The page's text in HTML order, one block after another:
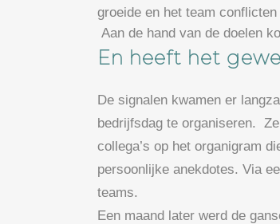
groeide en het team
Aan de hand van de doelen
En heeft het
De signalen kwamen er
bedrijfsdag te organiseren.
collega’s op het organigram
persoonlijke anekdotes. Via
teams.
Een maand later werd de